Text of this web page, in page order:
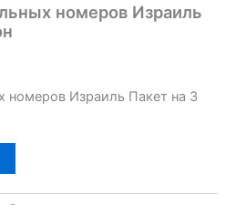
номеров Израиль
номеров Израиль Пакет на 3